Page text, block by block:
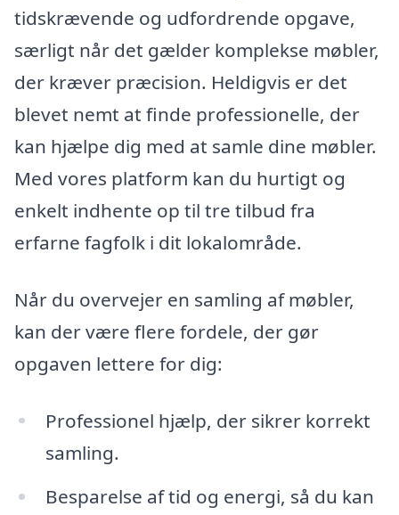
tidskrævende og udfordrende opgave,
særligt når det gælder komplekse møbler,
der kræver præcision. Heldigvis er det
blevet nemt at finde professionelle, der
kan hjælpe dig med at samle dine møbler.
Med vores platform kan du hurtigt og
enkelt indhente op til tre tilbud fra
erfarne fagfolk i dit lokalområde.
Når du overvejer en samling af møbler,
kan der være flere fordele, der gør
opgaven lettere for dig:
Professionel hjælp, der sikrer korrekt
samling.
Besparelse af tid og energi, så du kan